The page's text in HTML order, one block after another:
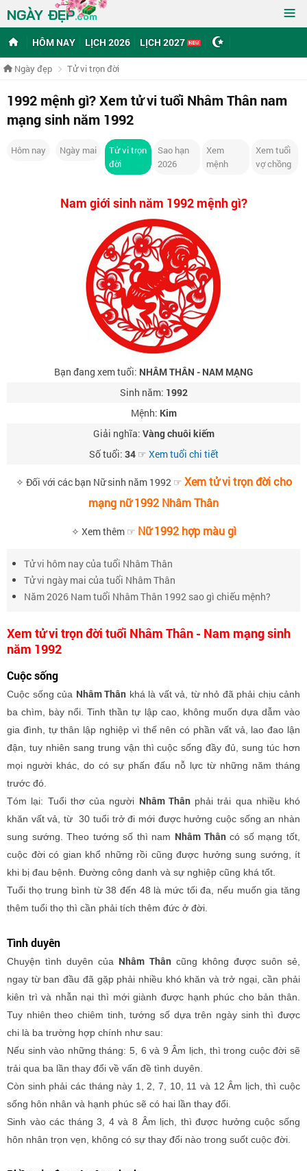
NGÀY ĐẸP.com ≡
HÔM NAY LỊCH 2026 LỊCH 2027
Ngày đẹp Tử vi trọn đời
1992 mệnh gì? Xem tử vi tuổi Nhâm Thân nam
mạng sinh năm 1992
Hôm nay Ngày mai
Tử vi trọn
đời
Sao hạn
2026
Xem
mệnh
Xem tuổi
vợ chồng
Nam giới sinh năm 1992 mệnh gì?
Bạn đang xem tuổi: NHÂM THÂN - NAM MẠNG
Sinh năm: 1992
Mệnh: Kim
Giải nghĩa: Vàng chuôi kiếm
Số tuổi: 34☞ Xem tuổi chi tiết
✧ Đối với các bạn Nữ sinh năm 1992 ☞ Xem tử vi trọn đời cho
mạng nữ 1992 Nhâm Thân
✧ Xem thêm ☞ Nữ 1992 hợp màu gì
Tử vi hôm nay của tuổi Nhâm Thân
Tử vi ngày mai của tuổi Nhâm Thân
Năm 2026 Nam tuổi Nhâm Thân 1992 sao gì chiếu mệnh?
Xem tử vi trọn đời tuổi Nhâm Thân - Nam mạng sinh
năm 1992
Cuộc sống
Cuộc sống của Nhâm Thân khá là vất vả, từ nhỏ đã phải chịu cảnh
ba chìm, bày nổi. Tinh thần tự lập cao, không muốn dựa dẫm vào
gia đình, tự thân lập nghiệp vì thế nên có phần vất vả, lao đao lận
đận, tuy nhiên sang trung vận thì cuộc sống đầy đủ, sung túc hơn
mọi người khác, do có sự phấn đấu nỗ lực từ những năm tháng
trước đó.
Tóm lại: Tuổi thơ của người Nhâm Thânphải trải qua nhiều khó
khăn vất vả, từ 30 tuổi trở đi mới được hưởng cuộc sống an nhàn
sung sướng. Theo tướng số thì nam Nhâm Thâncó số mạng tốt,
cuộc đời có gian khổ những rồi cũng được hưởng sung sướng, ít
khi bị đau bệnh. Đường công danh và sự nghiệp cũng khá tốt.
Tuổi thọ trung bình từ 38 đến 48 là mức tối đa, nếu muốn gia tăng
thêm tuổi thọ thì cần phải tích thêm đức ở đời.
Tình duyên
Chuyện tình duyên của Nhâm Thâncũng không được suôn sẻ,
ngay từ ban đầu đã gặp phải nhiều khó khăn và trở ngại, cần phải
kiên trì và nhẫn nại thì mới giành được hạnh phúc cho bản thân.
Tuy nhiên theo chiêm tinh, tướng số dựa trên ngày sinh thì được
chi là ba trường hợp chính như sau:
Nếu sinh vào những tháng: 5, 6 và 9 Âm lịch, thì trong cuộc đời sẽ
trải qua ba lần thay đổi về vấn đề tình duyên.
Còn sinh phải các tháng này 1, 2, 7, 10, 11 và 12 Âm lịch, thì cuộc
sống hôn nhân và hạnh phúc sẽ có hai lần thay đổi.
Sinh vào các tháng 3, 4 và 8 Âm lịch, thì được hưởng cuộc sống
hôn nhân trọn vẹn, không có sự thay đổi nào trong suốt cuộc đời.